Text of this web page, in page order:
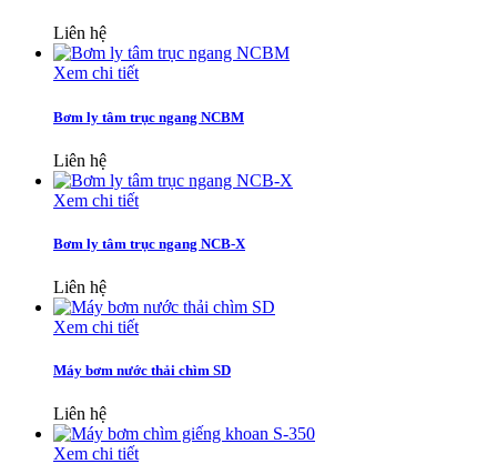
Liên hệ
Xem chi tiết
Bơm ly tâm trục ngang NCBM
Liên hệ
Xem chi tiết
Bơm ly tâm trục ngang NCB-X
Liên hệ
Xem chi tiết
Máy bơm nước thải chìm SD
Liên hệ
Xem chi tiết